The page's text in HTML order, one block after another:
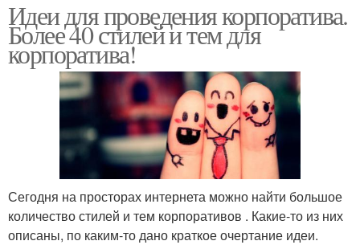
Идеи для проведения корпоратива.
Более 40 стилей и тем для
корпоратива!
Сегодня на просторах интернета можно найти большое
количество стилей и тем корпоративов . Какие-то из них
описаны, по каким-то дано краткое очертание идеи.